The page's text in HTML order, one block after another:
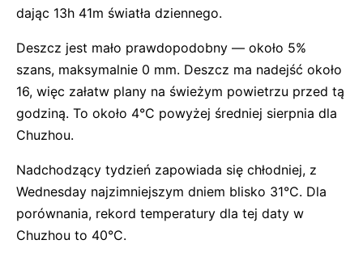
dając 13h 41m światła dziennego.
Deszcz jest mało prawdopodobny — około 5%
szans, maksymalnie 0 mm. Deszcz ma nadejść około
16, więc załatw plany na świeżym powietrzu przed tą
godziną. To około 4°C powyżej średniej sierpnia dla
Chuzhou.
Nadchodzący tydzień zapowiada się chłodniej, z
Wednesday najzimniejszym dniem blisko 31°C. Dla
porównania, rekord temperatury dla tej daty w
Chuzhou to 40°C.